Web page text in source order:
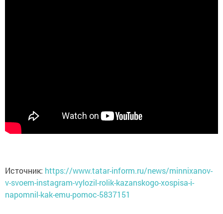
Источник: https://www.tatar-inform.ru/news/minnixanov-
v-svoem-instagram-vylozil-rolik-kazanskogo-xospisa-i-
napomnil-kak-emu-pomoc-5837151